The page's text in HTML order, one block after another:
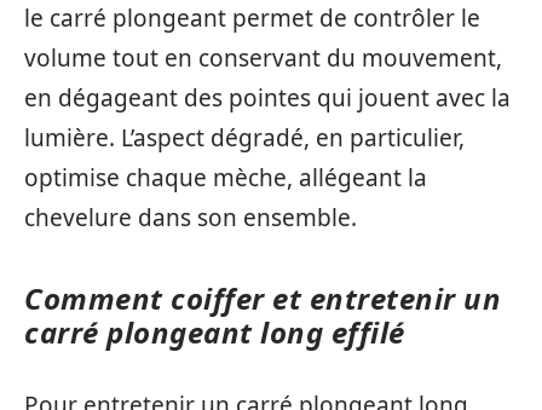
le carré plongeant permet de contrôler le
volume tout en conservant du mouvement,
en dégageant des pointes qui jouent avec la
lumière. L’aspect dégradé, en particulier,
optimise chaque mèche, allégeant la
chevelure dans son ensemble.
Comment coiffer et entretenir un
carré plongeant long effilé